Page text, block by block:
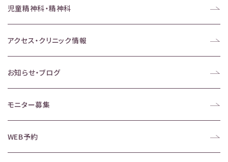
児童精神科・精神科
アクセス・クリニック情報
お知らせ・ブログ
モニター募集
WEB予約